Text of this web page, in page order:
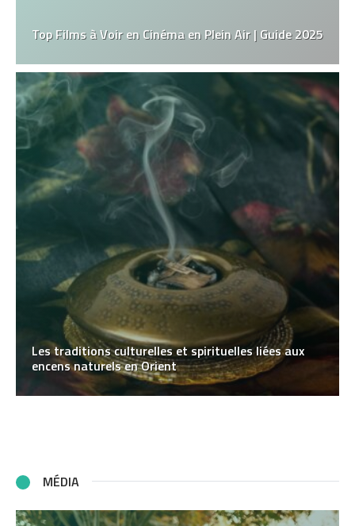
Top Films à Voir en Cinéma en Plein Air | Guide 2025
Les traditions culturelles et spirituelles liées aux
encens naturels en Orient
MÉDIA